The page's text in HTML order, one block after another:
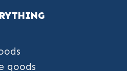
goods